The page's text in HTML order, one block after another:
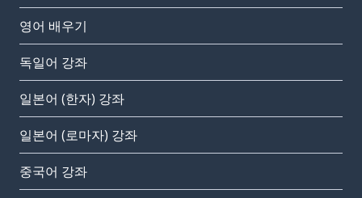
영어 배우기
독일어 강좌
일본어 (한자) 강좌
일본어 (로마자) 강좌
중국어 강좌